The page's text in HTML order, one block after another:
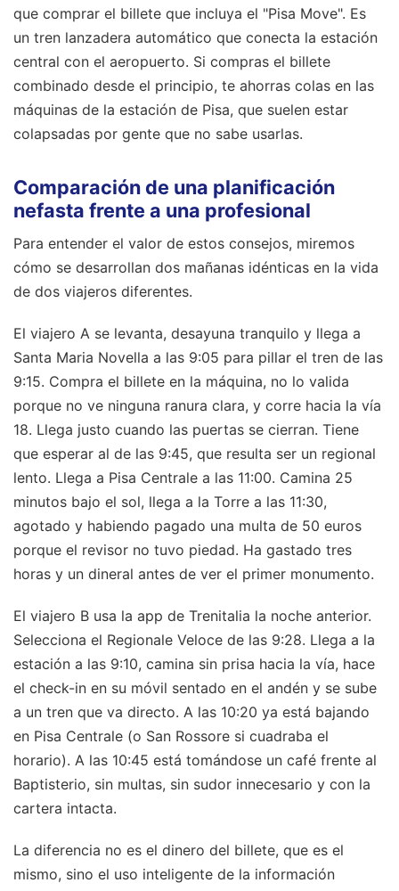
que comprar el billete que incluya el "Pisa Move". Es
un tren lanzadera automático que conecta la estación
central con el aeropuerto. Si compras el billete
combinado desde el principio, te ahorras colas en las
máquinas de la estación de Pisa, que suelen estar
colapsadas por gente que no sabe usarlas.
Comparación de una planificación
nefasta frente a una profesional
Para entender el valor de estos consejos, miremos
cómo se desarrollan dos mañanas idénticas en la vida
de dos viajeros diferentes.
El viajero A se levanta, desayuna tranquilo y llega a
Santa Maria Novella a las 9:05 para pillar el tren de las
9:15. Compra el billete en la máquina, no lo valida
porque no ve ninguna ranura clara, y corre hacia la vía
18. Llega justo cuando las puertas se cierran. Tiene
que esperar al de las 9:45, que resulta ser un regional
lento. Llega a Pisa Centrale a las 11:00. Camina 25
minutos bajo el sol, llega a la Torre a las 11:30,
agotado y habiendo pagado una multa de 50 euros
porque el revisor no tuvo piedad. Ha gastado tres
horas y un dineral antes de ver el primer monumento.
El viajero B usa la app de Trenitalia la noche anterior.
Selecciona el Regionale Veloce de las 9:28. Llega a la
estación a las 9:10, camina sin prisa hacia la vía, hace
el check-in en su móvil sentado en el andén y se sube
a un tren que va directo. A las 10:20 ya está bajando
en Pisa Centrale (o San Rossore si cuadraba el
horario). A las 10:45 está tomándose un café frente al
Baptisterio, sin multas, sin sudor innecesario y con la
cartera intacta.
La diferencia no es el dinero del billete, que es el
mismo, sino el uso inteligente de la información